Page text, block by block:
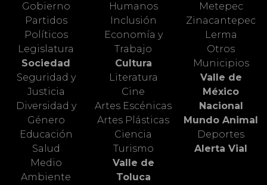
Gobierno
Partidos
Políticos
Legislatura
Sociedad
Seguridad y
Justicia
Diversidad y
Género
Educación
Salud
Medio
Ambiente
Humanos
Inclusión
Economía y
Trabajo
Cultura
Literatura
Cine
Artes Escénicas
Artes Plásticas
Ciencia
Turismo
Valle de
Toluca
Metepec
Zinacantepec
Lerma
Otros
Municipios
Valle de
México
Nacional
Mundo Animal
Deportes
Alerta Vial